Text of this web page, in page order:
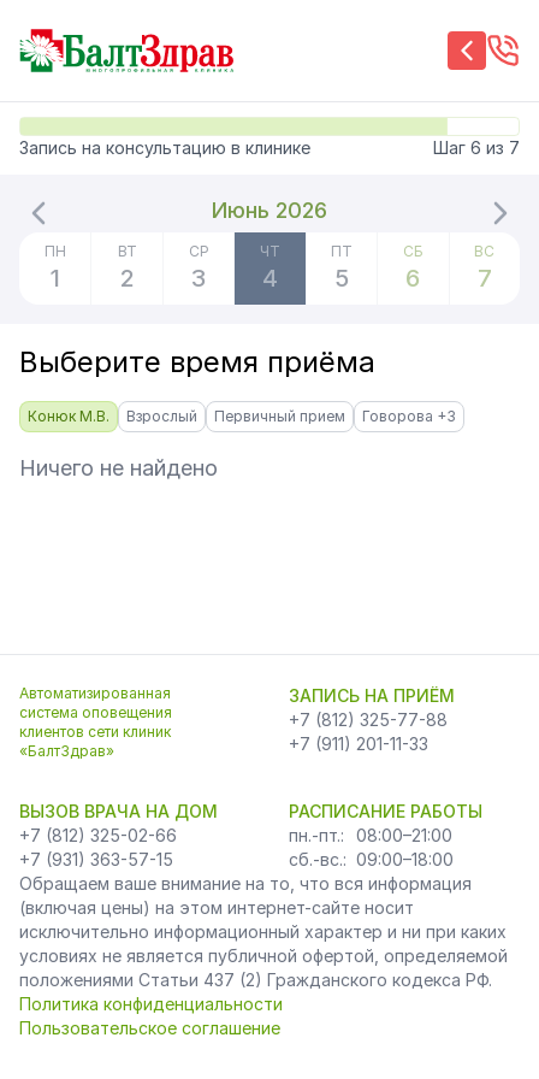
Запись на консультацию в клинике Шаг 6 из 7
Июнь 2026
ПН
1
ВТ
2
СР
3
ЧТ
4
ПТ
5
СБ
6
ВС
7
Выберите время приёма
Конюк М.В. Взрослый Первичный прием Говорова +3
Ничего не найдено
Автоматизированная
система оповещения
клиентов сети клиник
«БалтЗдрав»
ЗАПИСЬ НА ПРИЁМ
+7 (812) 325-77-88
+7 (911) 201-11-33
ВЫЗОВ ВРАЧА НА ДОМ
+7 (812) 325-02-66
+7 (931) 363-57-15
РАСПИСАНИЕ РАБОТЫ
пн.-пт.:
08:00–21:00
сб.-вс.: 09:00–18:00
Обращаем ваше внимание на то, что вся информация
(включая цены) на этом интернет-сайте носит
исключительно информационный характер и ни при каких
условиях не является публичной офертой, определяемой
положениями Статьи 437 (2) Гражданского кодекса РФ.
Политика конфиденциальности
Пользовательское соглашение